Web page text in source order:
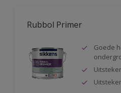
Rubbol Primer
Goede